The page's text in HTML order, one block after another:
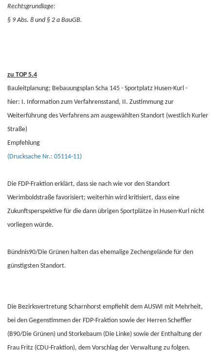
Rechtsgrundlage:
§ 9 Abs. 8 und § 2 a BauGB.
zu TOP 5.4
Bauleitplanung; Bebauungsplan Scha 145 - Sportplatz Husen-Kurl -
hier: I. Information zum Verfahrensstand, II. Zustimmung zur
Weiterführung des Verfahrens am ausgewählten Standort (westlich Kurler
Straße)
Empfehlung
(Drucksache Nr.: 05114-11)
Die FDP-Fraktion erklärt, dass sie nach wie vor den Standort
Werimboldstraße favorisiert; weiterhin wird kritisiert, dass eine
Zukunftsperspektive für die dann übrigen Sportplätze in Husen-Kurl nicht
vorliegen würde.
Bündnis90/Die Grünen halten das ehemalige Zechengelände für den
günstigsten Standort.
Die Bezirksvertretung Scharnhorst empfiehlt dem AUSWI mit Mehrheit,
bei den Gegenstimmen der FDP-Fraktion sowie der Herren Scheffler
(B90/Die Grünen) und Storkebaum (Die Linke) sowie der Enthaltung der
Frau Fritz (CDU-Fraktion), dem Vorschlag der Verwaltung zu folgen.